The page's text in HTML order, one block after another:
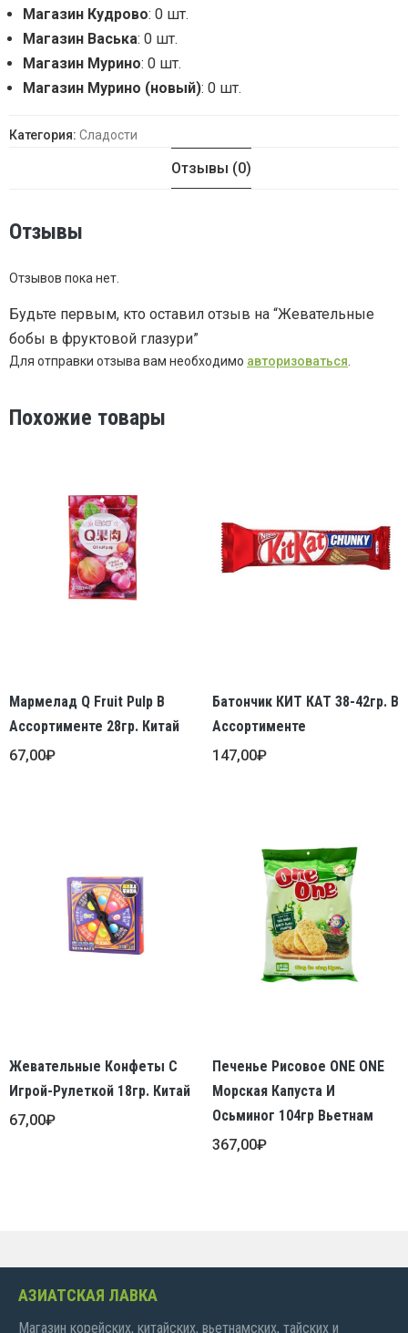
Магазин Кудрово: 0 шт.
Магазин Васька: 0 шт.
Магазин Мурино: 0 шт.
Магазин Мурино (новый): 0 шт.
Категория: Сладости
Отзывы (0)
Отзывы
Отзывов пока нет.
Будьте первым, кто оставил отзыв на “Жевательные
бобы в фруктовой глазури”
Для отправки отзыва вам необходимо авторизоваться
Похожие товары
Мармелад Q Fruit Pulp В
Ассортименте 28гр. Китай
67,00₽
Батончик КИТ КАТ 38-42гр. В
Ассортименте
147,00₽
Жевательные Конфеты С
Игрой-Рулеткой 18гр. Китай
67,00₽
Печенье Рисовое ONE ONE
Морская Капуста И
Осьминог 104гр Вьетнам
367,00₽
АЗИАТСКАЯ ЛАВКА
Магазин корейских, китайских, вьетнамских, тайских и